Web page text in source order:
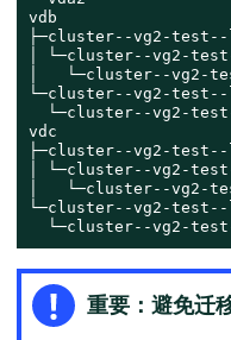
vdb
├─cluster--vg2-test--
│ └─cluster--vg2-
│   └─cluster--
└─cluster--vg2-
└─cluster--vg2-
vdc
├─cluster--vg2-test--
│ └─cluster--vg2-
│   └─cluster--
└─cluster--vg2-
└─cluster--vg2-
重要：避免迁